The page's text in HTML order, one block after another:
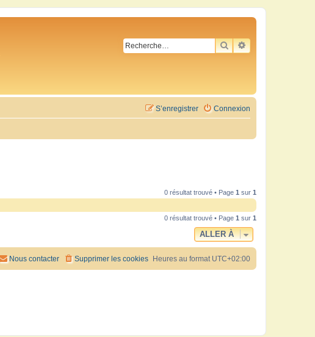
RECHERCHER
RECHERCHE
Connexion
S’enregistrer
0 résultat trouvé • Page 1 sur 1
0 résultat trouvé • Page 1 sur 1
ALLER À
Heures au format UTC+02:00
Supprimer les cookies
Nous contacter